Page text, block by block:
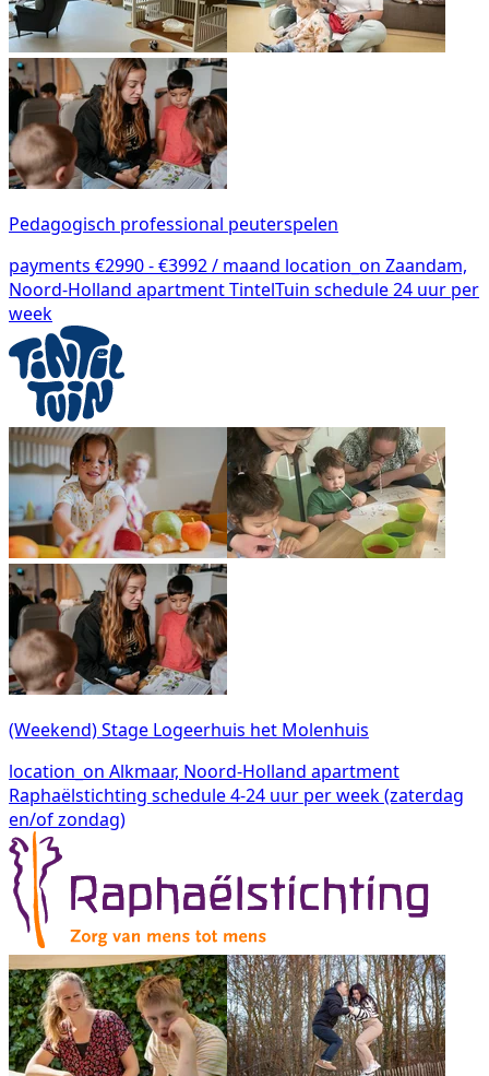
Pedagogisch professional peuterspelen
payments €2990 - €3992 / maand location_on Zaandam,
Noord-Holland apartmentTintelTuin schedule24 uur per
week
(Weekend) Stage Logeerhuis het Molenhuis
location_on Alkmaar, Noord-Holland apartment
Raphaëlstichting schedule4-24 uur per week (zaterdag
en/of zondag)